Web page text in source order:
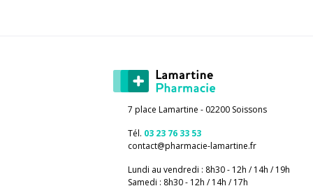
7 place Lamartine - 02200 Soissons
Tél. 03 23 76 33 53
contact@pharmacie-lamartine.fr
Lundi au vendredi : 8h30 - 12h / 14h / 19h
Samedi : 8h30 - 12h / 14h / 17h